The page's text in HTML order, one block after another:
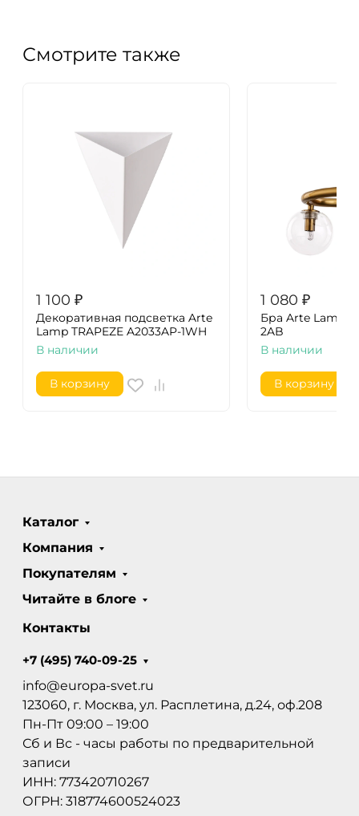
Смотрите также
1 100 ₽
Декоративная подсветка Arte
Lamp TRAPEZE A2033AP-1WH
В наличии
В корзину
1 080 ₽
Бра Arte Lamp
2AB
В наличии
В корзину
Каталог
Компания
Покупателям
Читайте в блоге
Контакты
+7 (495) 740-09-25
info@europa-svet.ru
123060, г. Москва, ул. Расплетина, д.24, оф.208
Пн-Пт 09:00 – 19:00
Сб и Вс - часы работы по предварительной
записи
ИНН: 773420710267
ОГРН: 318774600524023